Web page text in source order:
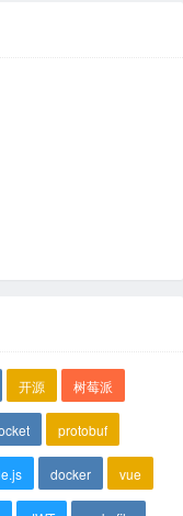
开源 树莓派
protobuf
docker vue